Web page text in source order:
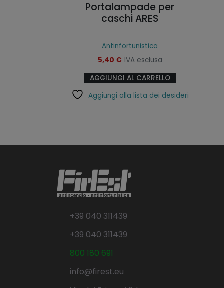
Portalampade per
caschi ARES
Antinfortunistica
5,40 € IVA esclusa
AGGIUNGI AL CARRELLO
Aggiungi alla lista dei desideri
+39 040 311439
+39 040 311439
800 180 691
info@firest.eu